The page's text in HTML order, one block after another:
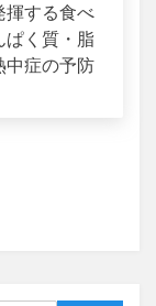
揮する食べ
ぱく質・脂
中症の予防